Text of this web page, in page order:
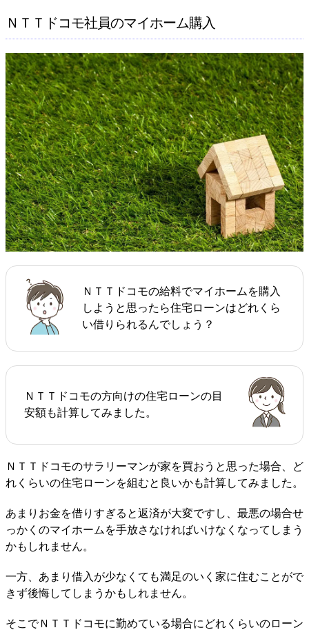
ＮＴＴドコモ社員のマイホーム購入
ＮＴＴドコモの給料でマイホームを購入
しようと思ったら住宅ローンはどれくら
い借りられるんでしょう？
ＮＴＴドコモの方向けの住宅ローンの目
安額も計算してみました。
ＮＴＴドコモのサラリーマンが家を買おうと思った場合、ど
れくらいの住宅ローンを組むと良いかも計算してみました。
あまりお金を借りすぎると返済が大変ですし、最悪の場合せ
っかくのマイホームを手放さなければいけなくなってしまう
かもしれません。
一方、あまり借入が少なくても満足のいく家に住むことがで
きず後悔してしまうかもしれません。
そこでＮＴＴドコモに勤めている場合にどれくらいのローン